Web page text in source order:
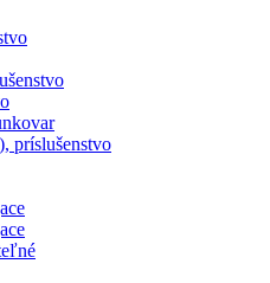
príslušenstvo